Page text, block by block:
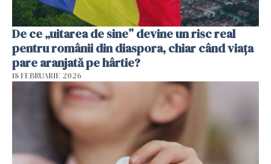
De ce „uitarea de sine” devine un risc real
pentru românii din diaspora, chiar când viața
pare aranjată pe hârtie?
18 FEBRUARIE 2026